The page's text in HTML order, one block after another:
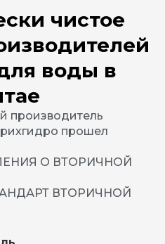
чистое
воды в
производитель
прошел
О ВТОРИЧНОЙ
ВТОРИЧНОЙ